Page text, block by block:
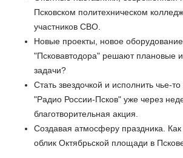
Псковском политехническом
участников СВО.
Новые проекты, новое
"Псковавтодора" решают плановые
задачи?
Стать звездочкой и исполнить чье-
"Радио России-Псков" уже через
благотворительная акция.
Создавая атмосферу праздника.
облик Октябрьской площади в